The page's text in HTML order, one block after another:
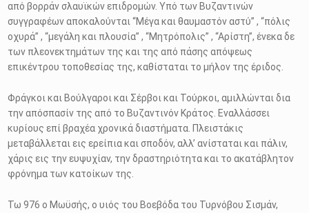
από βορράν σλαυϊκών επιδρομών. Υπό των Βυζαντινών
συγγραφέων αποκαλούνται “Μέγα και θαυμαστόν αστύ” , “πόλις
οχυρά” , “μεγάλη και πλουσία” , “Μητρόπολις” , “Αρίστη”, ένεκα δε
των πλεονεκτημάτων της και της από πάσης απόψεως
επικέντρου τοποθεσίας της, καθίσταται το μήλον της έριδος.
Φράγκοι και Βούλγαροι και Σέρβοι και Τούρκοι, αμιλλώνται δια
την απόσπασίν της από το Βυζαντινόν Κράτος. Εναλλάσσει
κυρίους επί βραχέα χρονικά διαστήματα. Πλειστάκις
μεταβάλλεται εις ερείπια και σποδόν, αλλ’ ανίσταται και πάλιν,
χάρις εις την ευψυχίαν, την δραστηριότητα και το ακατάβλητον
φρόνημα των κατοίκων της.
Τω 976 ο Μωϋσής, ο υιός του Βοεβόδα του Τυρνόβου Σισμάν,